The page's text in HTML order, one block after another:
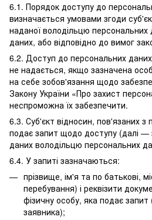
6.1. Порядок доступу до
визначається умовами згоди
наданої володільцю
даних, або відповідно до вимог
6.2. Доступ до персональних даних
не надається, якщо зазначена
на себе зобов'язання щодо
Закону України «Про захист
неспроможна їх забезпечити.
6.3. Суб'єкт відносин, пов'язаних
подає запит щодо доступу (далі —
даних володільцю персональних
6.4. У запиті зазначаються:
прізвище, ім'я та по батькові,
перебування) і реквізити
фізичну особу, яка подає
заявника);